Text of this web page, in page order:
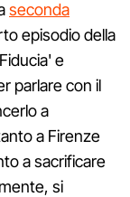
seconda
episodio della
e
parlare con il
a
a Firenze
a sacrificare
si